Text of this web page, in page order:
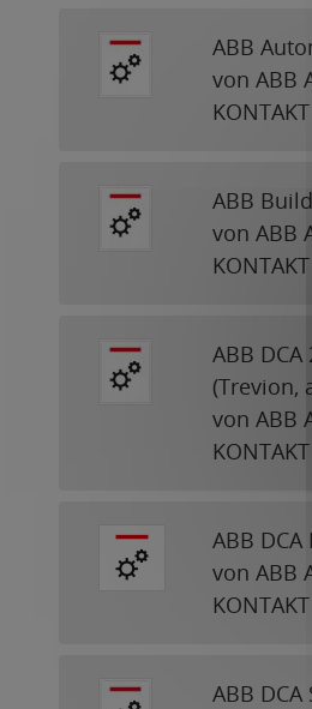
ABB
von ABB
KONTAKT
ABB
von ABB
KONTAKT
ABB DCA
(Trevion,
von ABB
KONTAKT
ABB
von ABB
KONTAKT
ABB